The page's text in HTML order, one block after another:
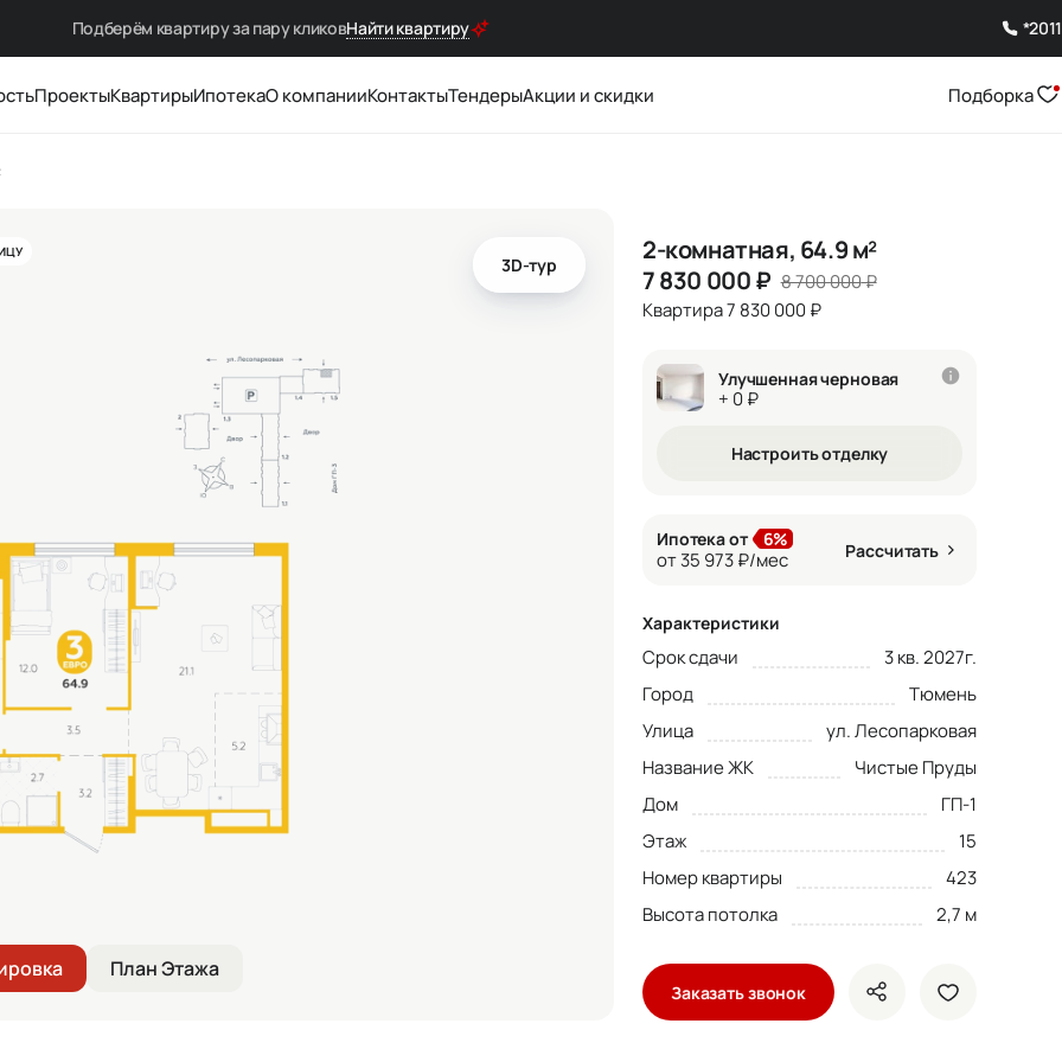
Подберём квартиру за пару кликовНайти квартиру *2011
ПроектыКвартирыИпотекаО компанииКонтактыТендерыАкции и скидки Подборка
План Этажа
3D-тур
2-комнатная, 64.9 м²
7 830 000₽ 8 700 000₽
Квартира 7 830 000 ₽
Улучшенная черновая
+ 0 ₽
Настроить отделку
Ипотека от 6%
от 35 973 ₽/мес Рассчитать
Характеристики
Срок сдачи
3 кв. 2027г.
Город
Тюмень
Улица
ул. Лесопарковая
Название ЖК
Чистые Пруды
Дом
ГП-1
Этаж
15
Номер квартиры
423
Высота потолка
2,7 м
Заказать звонок показать кнопки
добавить в